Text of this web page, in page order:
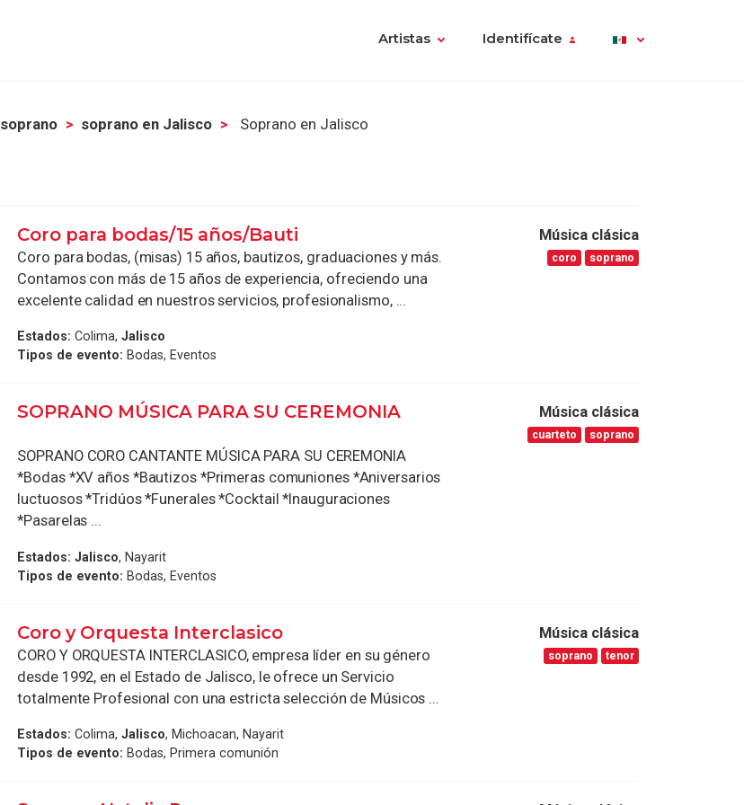
Artistas Identifícate
soprano soprano en Jalisco Soprano en Jalisco
Coro para bodas/15 años/Bauti
Coro para bodas, (misas) 15 años, bautizos, graduaciones y más.
Contamos con más de 15 años de experiencia, ofreciendo una
excelente calidad en nuestros servicios, profesionalismo, ...
Estados: Colima,Jalisco
Tipos de evento: Bodas, Eventos
Música clásica
coro soprano
SOPRANO MÚSICA PARA SU CEREMONIA
SOPRANO CORO CANTANTE MÚSICA PARA SU CEREMONIA
*Bodas *XV años *Bautizos *Primeras comuniones *Aniversarios
luctuosos *Tridúos *Funerales *Cocktail *Inauguraciones
*Pasarelas ...
Estados: Jalisco, Nayarit
Tipos de evento: Bodas, Eventos
Música clásica
cuarteto soprano
Coro y Orquesta Interclasico
CORO Y ORQUESTA INTERCLASICO, empresa líder en su género
desde 1992, en el Estado de Jalisco, le ofrece un Servicio
totalmente Profesional con una estricta selección de Músicos ...
Estados: Colima,Jalisco, Michoacan, Nayarit
Tipos de evento: Bodas, Primera comunión
Música clásica
soprano tenor